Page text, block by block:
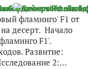
фламинго' F1 от
десерт. Начало
F1'.
Развитие:
2:...